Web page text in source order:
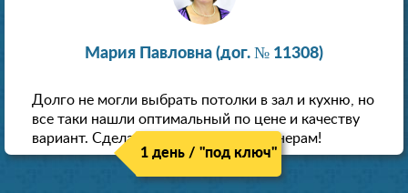
Мария Павловна (дог. № 11308)
Долго не могли выбрать потолки в зал и кухню, но
все таки нашли оптимальный по цене и качеству
вариант. Сделали скидку как пенсионерам!
1 день / "под ключ"